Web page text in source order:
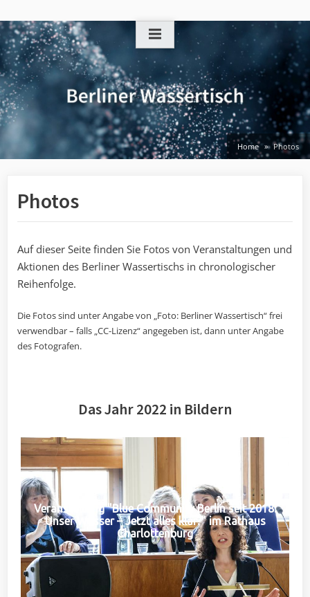
to
content
Home Photos
Photos
Auf dieser Seite finden Sie Fotos von Veranstaltungen und
Aktionen des Berliner Wassertischs in chronologischer
Reihenfolge.
Die Fotos sind unter Angabe von „Foto: Berliner Wassertisch“ frei
verwendbar – falls „CC-Lizenz“ angegeben ist, dann unter Angabe
des Fotografen.
Das Jahr 2022 in Bildern
Veranstaltung "Blue Community Berlin seit 2018:
Unser Wasser – Jetzt alles klar?" im Rathaus
Charlottenburg